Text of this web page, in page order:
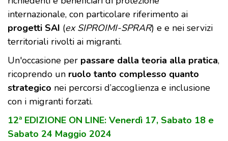
internazionale, con particolare riferimento ai
progetti SAI (ex SIPROIMI-SPRAR) e e nei servizi
territoriali rivolti ai migranti.
Un'occasione per passare dalla teoria alla pratica,
ricoprendo un ruolo tanto complesso quanto
strategico nei percorsi d’accoglienza e inclusione
con i migranti forzati.
12ª EDIZIONE ON LINE: Venerdì 17, Sabato 18 e
Sabato 24 Maggio 2024